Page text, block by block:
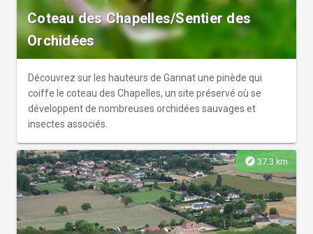
Coteau des Chapelles/Sentier des
Orchidées
Découvrez sur les hauteurs de Gannat une pinède qui
coiffe le coteau des Chapelles, un site préservé où se
développent de nombreuses orchidées sauvages et
insectes associés.
explore 37.3 km